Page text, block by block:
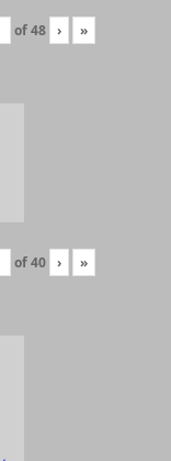
of48 › »
of40 › »